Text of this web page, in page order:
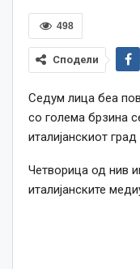
498
Сподели
Седум лица беа
со голема брзина
италијанскиот
Четворица од нив
италијанските